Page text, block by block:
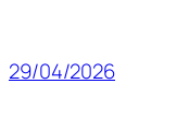
29/04/2026